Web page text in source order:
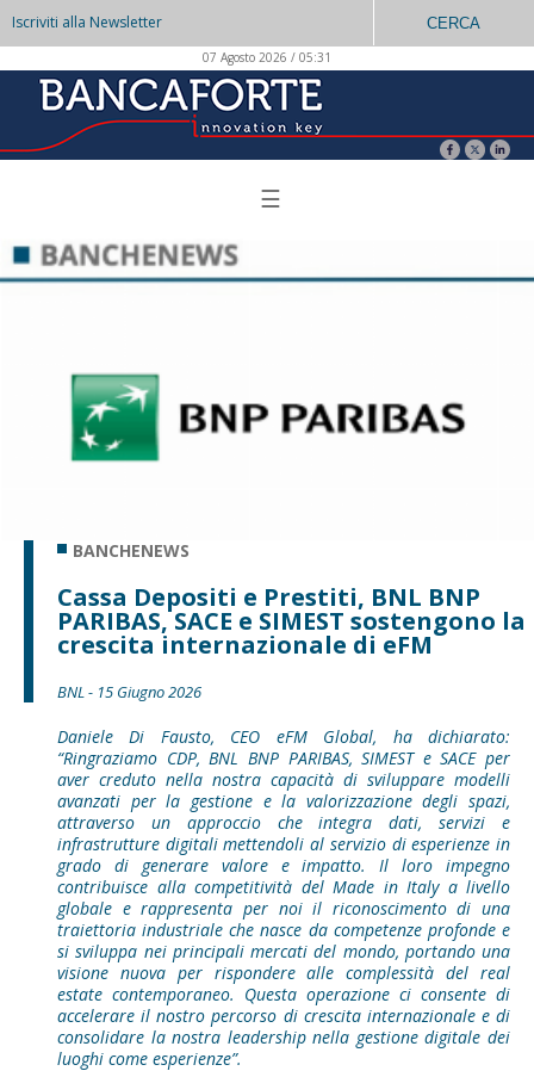
Iscriviti alla Newsletter CERCA
07 Agosto 2026 / 05:31
☰
BANCHENEWS
Cassa Depositi e Prestiti, BNL BNP
PARIBAS, SACE e SIMEST sostengono la
crescita internazionale di eFM
BNL - 15 Giugno 2026
Daniele Di Fausto, CEO eFM Global, ha dichiarato:
“Ringraziamo CDP, BNL BNP PARIBAS, SIMEST e SACE per
aver creduto nella nostra capacità di sviluppare modelli
avanzati per la gestione e la valorizzazione degli spazi,
attraverso un approccio che integra dati, servizi e
infrastrutture digitali mettendoli al servizio di esperienze in
grado di generare valore e impatto. Il loro impegno
contribuisce alla competitività del Made in Italy a livello
globale e rappresenta per noi il riconoscimento di una
traiettoria industriale che nasce da competenze profonde e
si sviluppa nei principali mercati del mondo, portando una
visione nuova per rispondere alle complessità del real
estate contemporaneo. Questa operazione ci consente di
accelerare il nostro percorso di crescita internazionale e di
consolidare la nostra leadership nella gestione digitale dei
luoghi come esperienze”.